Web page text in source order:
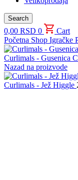
Search
0,00 RSD 0
Cart
Početna Shop Igračke
Curlimals - Gusenica
Nazad na proizvode
Curlimals - Jež Higgle